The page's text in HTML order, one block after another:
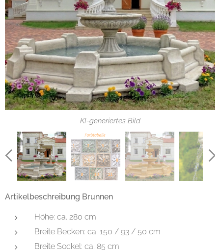
KI-generiertes Bild
KI-generiertes Bild
Artikelbeschreibung Brunnen
Höhe: ca. 280 cm
Breite Becken: ca. 150 / 93 / 50 cm
Breite Sockel: ca. 85 cm